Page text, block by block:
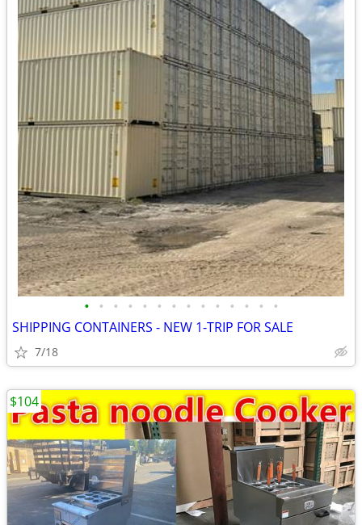
• • • • • • • • • • • • • •
SHIPPING CONTAINERS - NEW 1-TRIP FOR SALE
7/18
$104